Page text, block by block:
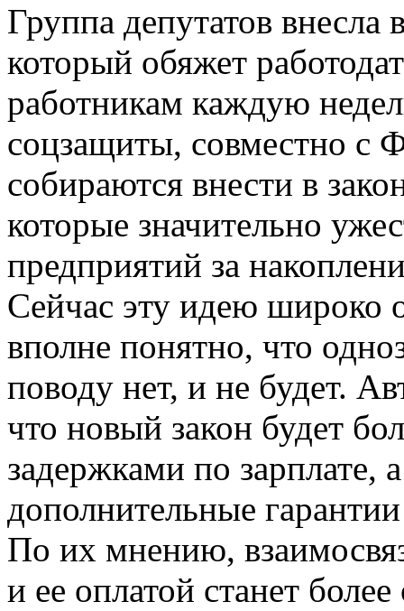
Группа депутатов внесла
который обяжет
работникам каждую
соцзащиты, совместно с
собираются внести в
которые значительно
предприятий за
Сейчас эту идею широко
вполне понятно, что
поводу нет, и не будет.
что новый закон будет
задержками по зарплате,
дополнительные
По их мнению,
и ее оплатой станет